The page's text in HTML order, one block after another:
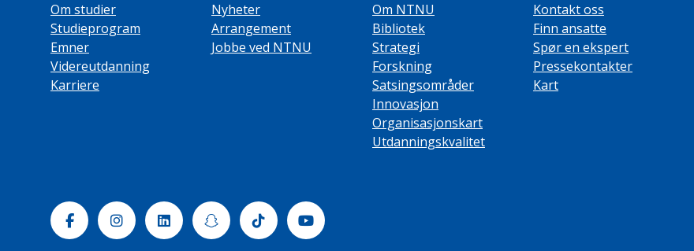
Om studier
Studieprogram
Emner
Videreutdanning
Karriere
Nyheter
Arrangement
Jobbe ved NTNU
Om NTNU
Bibliotek
Strategi
Forskning
Satsingsområder
Innovasjon
Organisasjonskart
Utdanningskvalitet
Kontakt oss
Finn ansatte
Spør en ekspert
Pressekontakter
Kart
FacebookInstagramLinkedinSnapchatTiktok Youtube